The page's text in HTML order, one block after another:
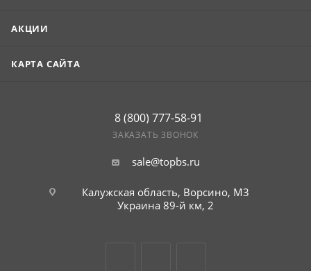
АКЦИИ
КАРТА САЙТА
8 (800) 777-58-91
ЗАКАЗАТЬ ЗВОНОК
sale@topbs.ru
Калужская область, Ворсино, М3
Украина 89-й км, 2